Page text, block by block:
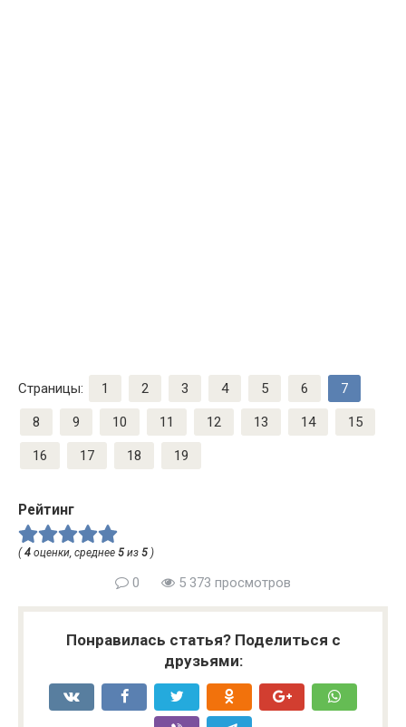
Страницы: 1 2 3 4 5 6 7
8 9 10 11 12 13 14 15
16 17 18 19
Рейтинг
( 4 оценки, среднее 5 из 5 )
0 5 373 просмотров
Понравилась статья? Поделиться с
друзьями: